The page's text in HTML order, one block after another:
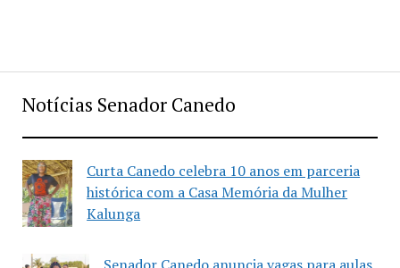
Notícias Senador Canedo
Curta Canedo celebra 10 anos em parceria
histórica com a Casa Memória da Mulher
Kalunga